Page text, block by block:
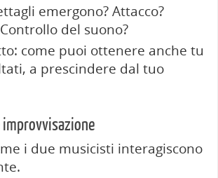
emergono? Attacco?
del suono?
come puoi ottenere anche tu
a prescindere dal tuo
improvvisazione
i due musicisti interagiscono